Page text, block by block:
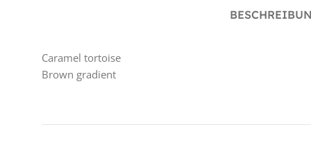
Caramel tortoise
Brown gradient